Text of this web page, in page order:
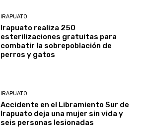
IRAPUATO
Irapuato realiza 250
esterilizaciones gratuitas para
combatir la sobrepoblación de
perros y gatos
IRAPUATO
Accidente en el Libramiento Sur de
Irapuato deja una mujer sin vida y
seis personas lesionadas